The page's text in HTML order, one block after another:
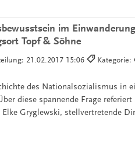
im
Topf & Söhne
21.02.2017 15:06
Kategorie:
des Nationalsozialismus in
diese spannende Frage
Elke Gryglewski, stellvertretende